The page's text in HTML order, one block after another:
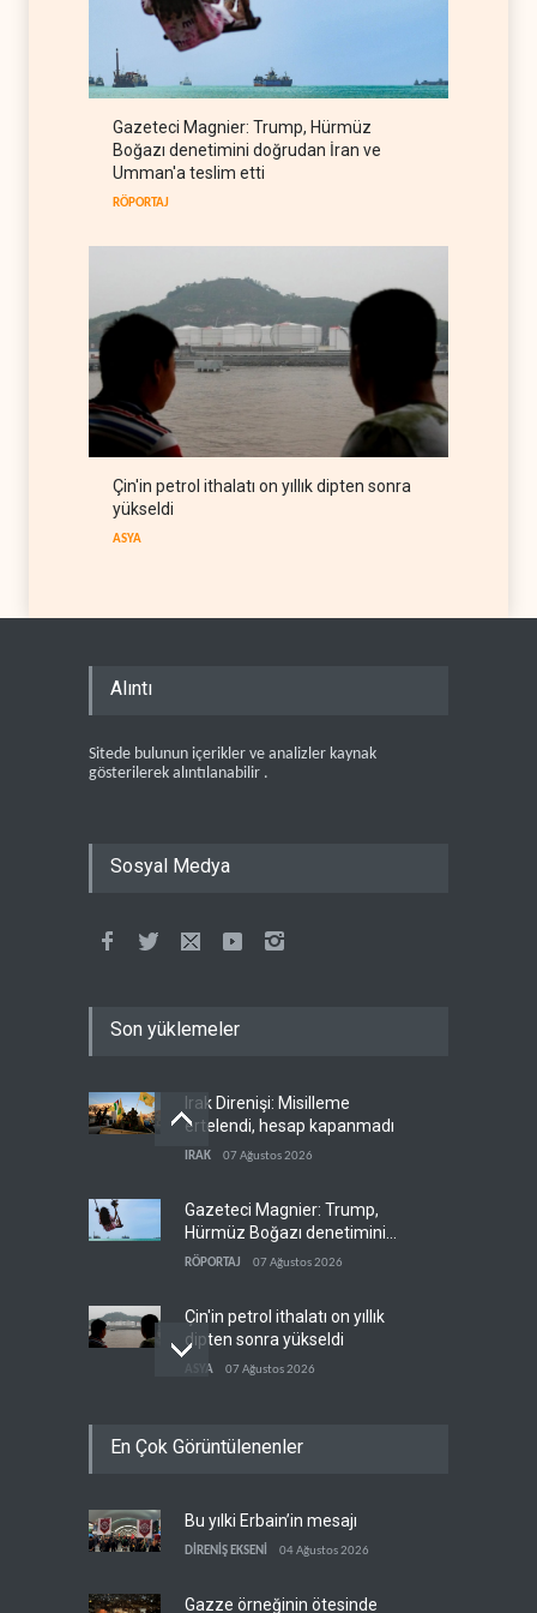
Suudi Arabistan, Türkiye ve
Pakistan ortak savunma
petrol ithalatını 40 yıl sonra
ilk kez durdurdu
BATI YARIM KÜRE
Gazeteci Magnier: Trump, Hürmüz
Boğazı denetimini doğrudan İran ve
Umman'a teslim etti
RÖPORTAJ
Çin'in petrol ithalatı on yıllık dipten sonra
yükseldi
ASYA
Alıntı
Sitede bulunun içerikler ve analizler kaynak
gösterilerek alıntılanabilir .
Sosyal Medya
Son yüklemeler
Irak Direnişi: Misilleme
ertelendi, hesap kapanmadı
IRAK 07 Ağustos 2026
Gazeteci Magnier: Trump,
Hürmüz Boğazı denetimini
doğrudan İran ve Umman'a
RÖPORTAJ 07 Ağustos 2026
Çin'in petrol ithalatı on yıllık
dipten sonra yükseldi
ASYA 07 Ağustos 2026
sonra petrol üretimini rekor
The Telegraph: Hürmüz
anlaşması, İran’ın savaşı
En Çok Görüntülenenler
Bu yılki Erbain’in mesajı
DİRENİŞ EKSENİ 04 Ağustos 2026
Gazze örneğinin ötesinde